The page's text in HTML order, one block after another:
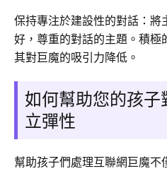
保持專注於建設性的對話：將
好，尊重的對話的主題。積
其對巨魔的吸引力降低。
如何幫助您的孩
立彈性
幫助孩子們處理互聯網巨魔